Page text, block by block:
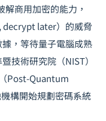
商用加密的能力，
decrypt later）的威脅
，等待量子電腦成熟
技術研究院（NIST）
Post-Quantum
構開始規劃密碼系統